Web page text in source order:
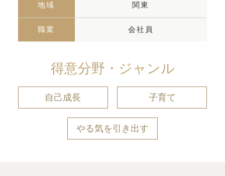
地域 関東
職業 会社員
得意分野・ジャンル
自己成長 子育て
やる気を引き出す